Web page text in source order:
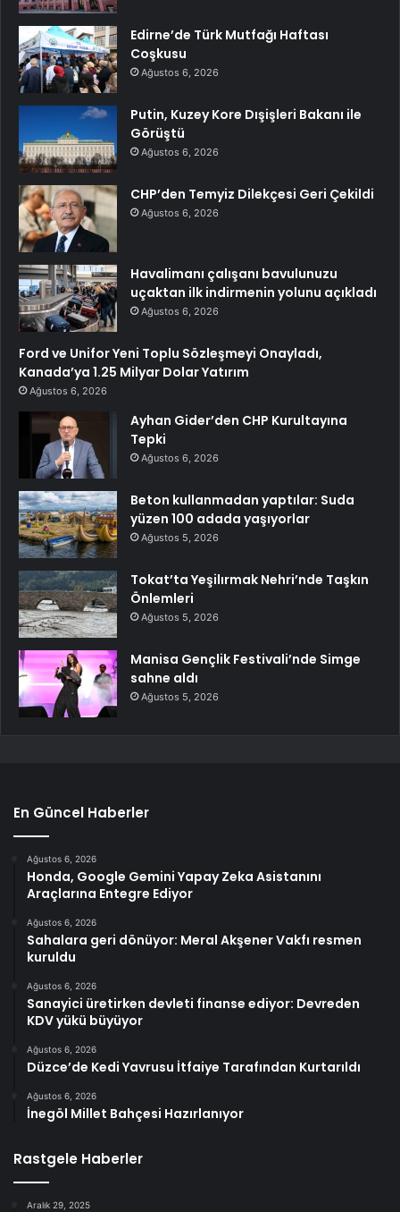
Edirne’de Türk Mutfağı Haftası
Coşkusu
Ağustos 6, 2026
Putin, Kuzey Kore Dışişleri Bakanı ile
Görüştü
Ağustos 6, 2026
CHP’den Temyiz Dilekçesi Geri Çekildi
Ağustos 6, 2026
Havalimanı çalışanı bavulunuzu
uçaktan ilk indirmenin yolunu açıkladı
Ağustos 6, 2026
Ford ve Unifor Yeni Toplu Sözleşmeyi Onayladı,
Kanada’ya 1.25 Milyar Dolar Yatırım
Ağustos 6, 2026
Ayhan Gider’den CHP Kurultayına
Tepki
Ağustos 6, 2026
Beton kullanmadan yaptılar: Suda
yüzen 100 adada yaşıyorlar
Ağustos 5, 2026
Tokat’ta Yeşilırmak Nehri’nde Taşkın
Önlemleri
Ağustos 5, 2026
Manisa Gençlik Festivali’nde Simge
sahne aldı
Ağustos 5, 2026
En Güncel Haberler
Ağustos 6, 2026
Honda, Google Gemini Yapay Zeka Asistanını
Araçlarına Entegre Ediyor
Ağustos 6, 2026
Sahalara geri dönüyor: Meral Akşener Vakfı resmen
kuruldu
Ağustos 6, 2026
Sanayici üretirken devleti finanse ediyor: Devreden
KDV yükü büyüyor
Ağustos 6, 2026
Düzce’de Kedi Yavrusu İtfaiye Tarafından Kurtarıldı
Ağustos 6, 2026
İnegöl Millet Bahçesi Hazırlanıyor
Rastgele Haberler
Aralık 29, 2025